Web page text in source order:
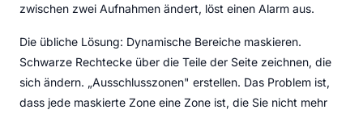
zwischen zwei Aufnahmen ändert, löst einen Alarm aus.
Die übliche Lösung: Dynamische Bereiche maskieren.
Schwarze Rechtecke über die Teile der Seite zeichnen, die
sich ändern. „Ausschlusszonen" erstellen. Das Problem ist,
dass jede maskierte Zone eine Zone ist, die Sie nicht mehr